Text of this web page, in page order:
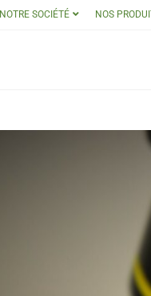
NOTRE SOCIÉTÉ NOS